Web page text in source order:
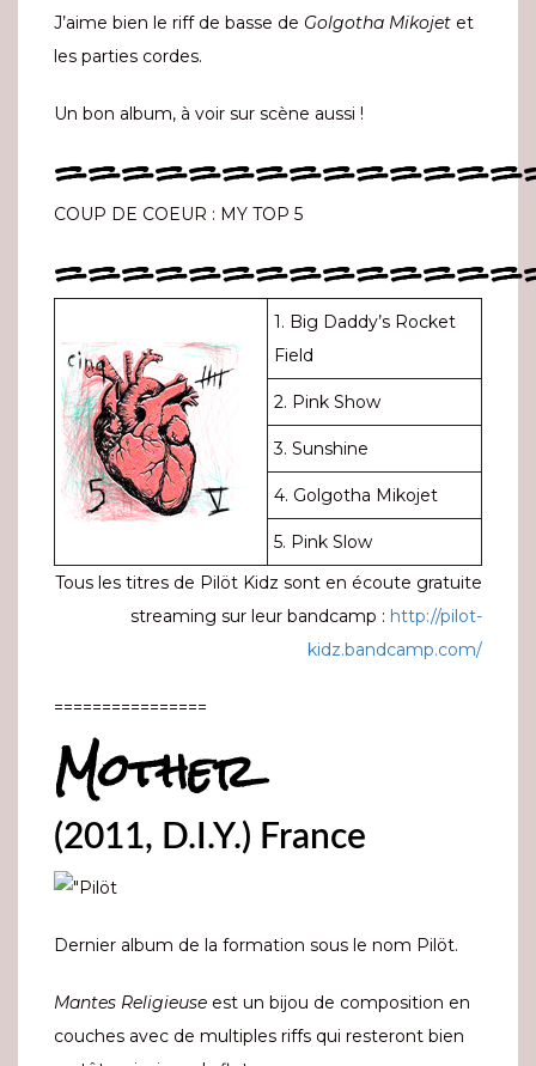
J’aime bien le riff de basse de Golgotha Mikojet et
les parties cordes.
Un bon album, à voir sur scène aussi !
COUP DE COEUR : MY TOP 5
1. Big Daddy’s Rocket
Field
2. Pink Show
3. Sunshine
4. Golgotha Mikojet
5. Pink Slow
Tous les titres de Pilöt Kidz sont en écoute gratuite
streaming sur leur bandcamp : http://pilot-
kidz.bandcamp.com/
================
Mother
(2011, D.I.Y.) France
Dernier album de la formation sous le nom Pilöt.
Mantes Religieuse est un bijou de composition en
couches avec de multiples riffs qui resteront bien